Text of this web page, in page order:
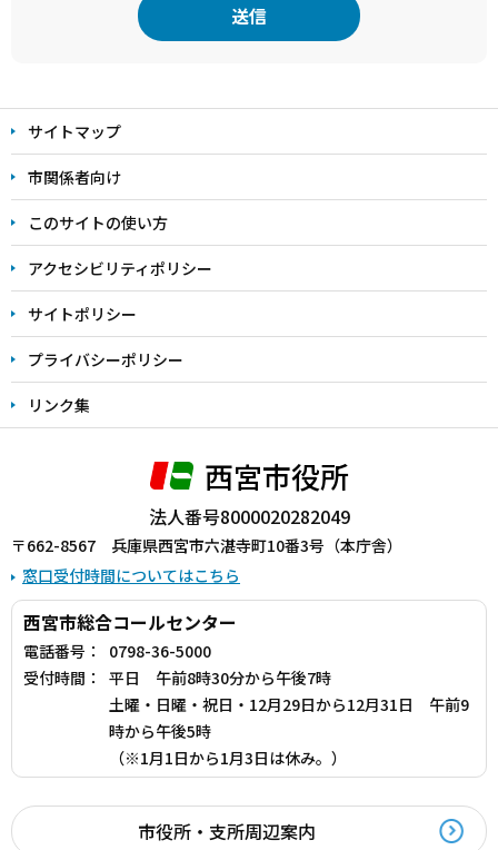
文
こ
こ
ま
で
サイトマップ
市関係者向け
このサイトの使い方
アクセシビリティポリシー
サイトポリシー
プライバシーポリシー
リンク集
西宮市役所
法人番号8000020282049
〒662-8567 兵庫県西宮市六湛寺町10番3号（本庁舎）
窓口受付時間についてはこちら
西宮市総合コールセンター
電話番号：
0798-36-5000
受付時間：
平日 午前8時30分から午後7時
土曜・日曜・祝日・12月29日から12月31日 午前9
時から午後5時
（※1月1日から1月3日は休み。）
市役所・支所周辺案内